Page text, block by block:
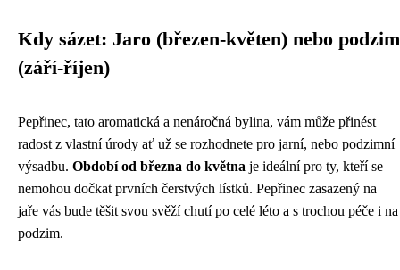
Kdy sázet: Jaro (březen-květen) nebo podzim
(září-říjen)
Pepřinec, tato aromatická a nenáročná bylina, vám může přinést
radost z vlastní úrody ať už se rozhodnete pro jarní, nebo podzimní
výsadbu. Období od března do května je ideální pro ty, kteří se
nemohou dočkat prvních čerstvých lístků. Pepřinec zasazený na
jaře vás bude těšit svou svěží chutí po celé léto a s trochou péče i na
podzim.